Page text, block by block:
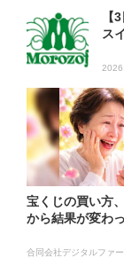
【
ス
宝くじの買い方
から結果が変わ
合同会社デジタルファ